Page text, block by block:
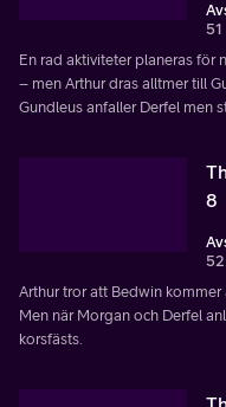
51
En rad aktiviteter planeras för
– men Arthur dras alltmer till
Gundleus anfaller Derfel men
8
Arthur tror att Bedwin
Men när Morgan och Derfel
korsfästs.